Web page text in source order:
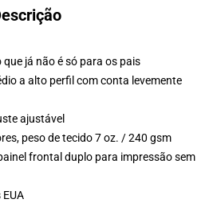
já não é só para os pais
a alto perfil com conta levemente
ajustável
peso de tecido 7 oz. / 240 gsm
frontal duplo para impressão sem